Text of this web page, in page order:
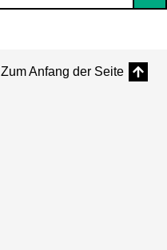
Zum Anfang der Seite